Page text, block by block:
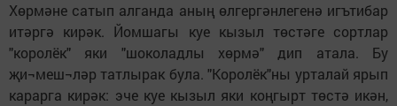
Хөрмәне сатып алганда аның өлгергәнлегенә игътибар
итәргә кирәк. Йомшагы куе кызыл төстәге сортлар
"королёк" яки "шоколадлы хөрмә" дип атала. Бу
җи¬меш¬ләр татлырак була. "Королёк"ны урталай ярып
карарга кирәк: эче куе кызыл яки коңгырт төстә икән,